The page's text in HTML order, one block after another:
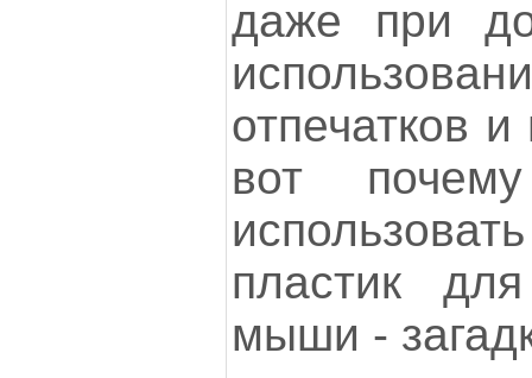
даже при
отпечатков
вот
пластик
мыши -